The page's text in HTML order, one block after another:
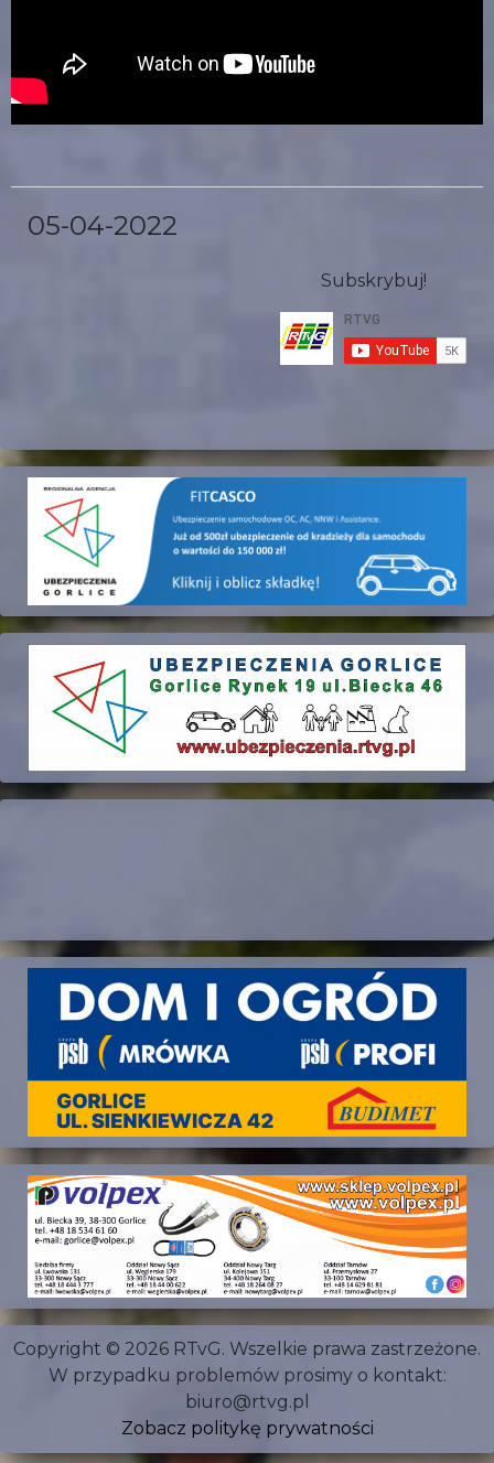
05-04-2022
Subskrybuj!
Copyright © 2026 RTvG. Wszelkie prawa zastrzeżone.
W przypadku problemów prosimy o kontakt:
biuro@rtvg.pl
Zobacz politykę prywatności